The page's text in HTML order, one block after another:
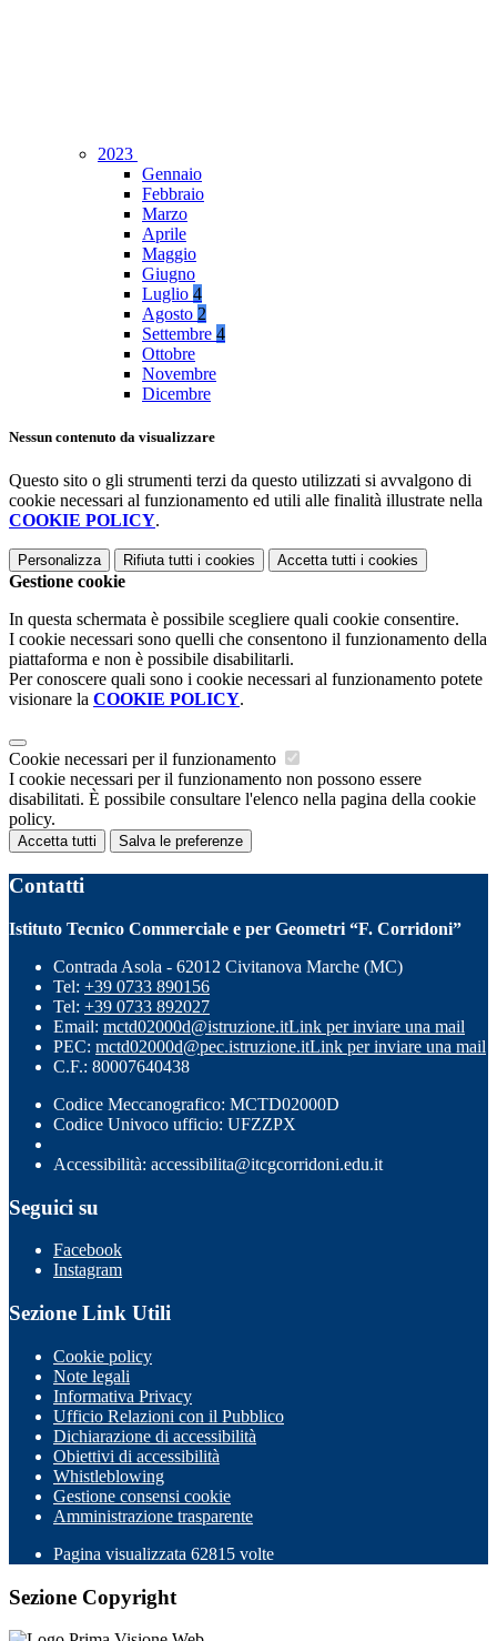
2023
Gennaio
Febbraio
Marzo
Aprile
Maggio
Giugno
Luglio 4
Agosto 2
Settembre 4
Ottobre
Novembre
Dicembre
Nessun contenuto da visualizzare
Questo sito o gli strumenti terzi da questo utilizzati si avvalgono di
cookie necessari al funzionamento ed utili alle finalità illustrate nella
COOKIE POLICY.
Personalizza Rifiuta tutti i cookies Accetta tutti i cookies
Gestione cookie
In questa schermata è possibile scegliere quali cookie consentire.
I cookie necessari sono quelli che consentono il funzionamento della
piattaforma e non è possibile disabilitarli.
Per conoscere quali sono i cookie necessari al funzionamento potete
visionare la COOKIE POLICY.
Cookie necessari per il funzionamento
I cookie necessari per il funzionamento non possono essere
disabilitati. È possibile consultare l'elenco nella pagina della cookie
policy.
Accetta tutti Salva le preferenze
Contatti
Istituto Tecnico Commerciale e per Geometri “F. Corridoni”
Contrada Asola - 62012 Civitanova Marche (MC)
Tel: +39 0733 890156
Tel: +39 0733 892027
Email: mctd02000d@istruzione.itLink per inviare una mail
PEC: mctd02000d@pec.istruzione.itLink per inviare una mail
C.F.: 80007640438
Codice Meccanografico: MCTD02000D
Codice Univoco ufficio: UFZZPX
Accessibilità: accessibilita@itcgcorridoni.edu.it
Seguici su
Facebook
Instagram
Sezione Link Utili
Cookie policy
Note legali
Informativa Privacy
Ufficio Relazioni con il Pubblico
Dichiarazione di accessibilità
Obiettivi di accessibilità
Whistleblowing
Gestione consensi cookie
Amministrazione trasparente
Pagina visualizzata 62815 volte
Sezione Copyright